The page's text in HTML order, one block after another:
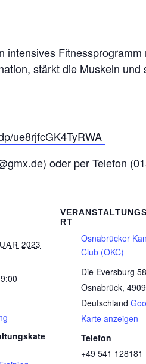
intensives
stärkt die Muskeln
ue8rjfcGK4TyRWA
oder per Telefon
2023
RT
Osnabrücker
Club (OKC)
Die Eversburg 58
Osnabrück,
Deutschland
Karte anzeigen
Telefon
+49 541 128181